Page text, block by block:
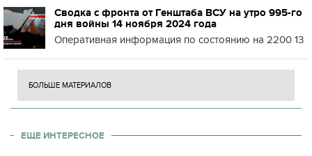
Сводка с фронта от Генштаба ВСУ на утро 995-го
дня войны 14 ноября 2024 года
Оперативная информация по состоянию на 2200 13
БОЛЬШЕ МАТЕРИАЛОВ
ЕЩЕ ИНТЕРЕСНОЕ